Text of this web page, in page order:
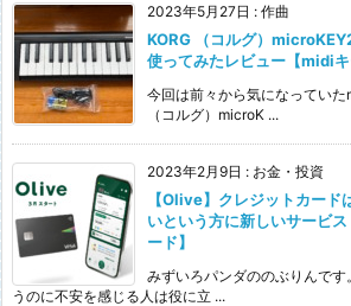
2023年5月27日 : 作曲
KORG （コルグ）
使ってみたレビュー【midiキ
今回は前々から気になってい
（コルグ）microK ...
2023年2月9日 : お金・投資
【Olive】クレジットカード
いという方に新しいサービ
ード】
みずいろパンダののぶりんで
うのに不安を感じる人は役に立 ...